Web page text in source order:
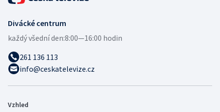
Divácké centrum
každý všední den:8:00—16:00 hodin
261 136 113
info@ceskatelevize.cz
Vzhled